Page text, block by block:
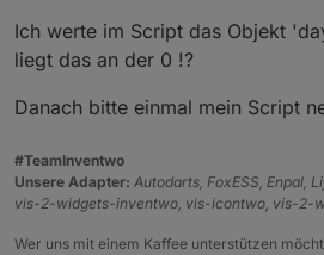
Tage, bis Maßnahmen
mir auf "0", habe sie mal auf
Ich werte im Script das Objekt
liegt das an der 0 !?
Danach bitte einmal mein Script
#TeamInventwo
Unsere Adapter: Autodarts, FoxESS, Enpal,
vis-2-widgets-inventwo, vis-icontwo, vis-2-
Wer uns mit einem Kaffee unterstützen